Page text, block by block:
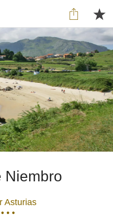
Niembro
Asturias
• •